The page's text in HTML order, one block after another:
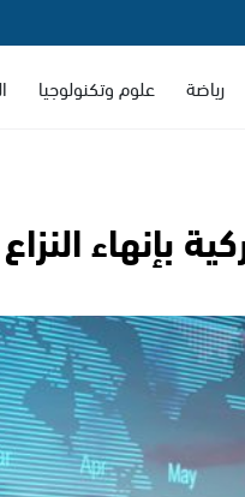
رياضة علوم وتكنولوجيا
بإنهاء